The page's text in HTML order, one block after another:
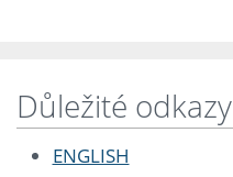
Důležité odkazy
ENGLISH